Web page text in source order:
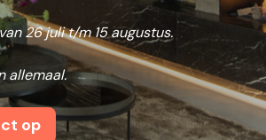
26 juli t/m 15 augustus.
allemaal.
op